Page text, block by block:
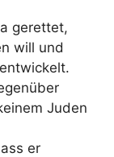
gerettet,
will und
Juden
er